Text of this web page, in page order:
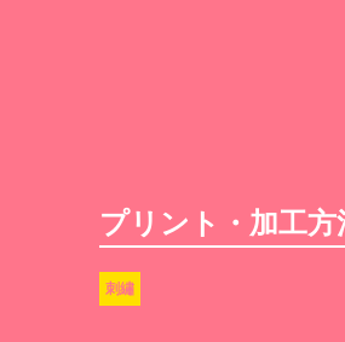
プリント・加工方
刺繡